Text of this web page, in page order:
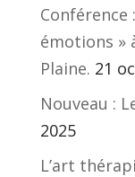
Conférence
émotions »
Plaine. 21
Nouveau :
2025
L’art